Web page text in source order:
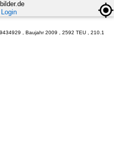
Login
, Baujahr 2009 , 2592 TEU , 210.1